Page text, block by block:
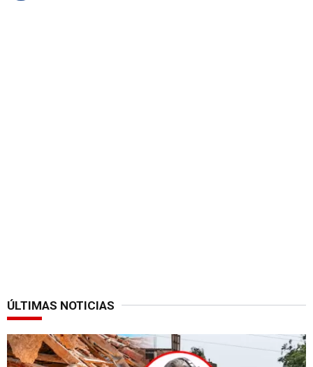
ÚLTIMAS NOTICIAS